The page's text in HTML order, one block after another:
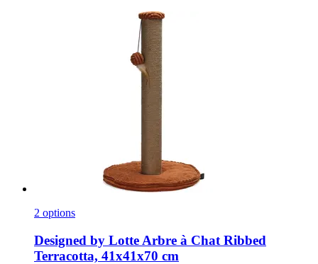
2 options
Designed by Lotte Arbre à Chat Ribbed
Terracotta, 41x41x70 cm